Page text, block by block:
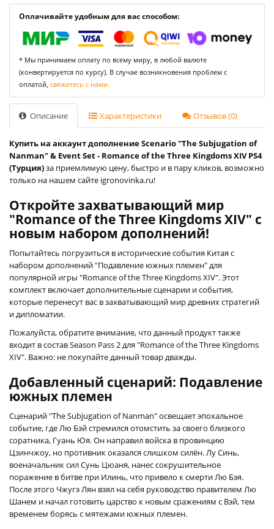
Оплачивайте удобным для вас способом:
* Мы принимаем оплату по всему миру, в любой валюте
(конвертируется по курсу). В случае возникновения проблем с
оплатой, свяжитесь с нами.
Описание Характеристики Отзывов (0)
Купить на аккаунт дополнение Scenario "The Subjugation of
Nanman" & Event Set - Romance of the Three Kingdoms XIV PS4
(Турция)за приемлимую цену, быстро и в пару кликов, возможно
только на нашем сайте igronovinka.ru!
Откройте захватывающий мир
"Romance of the Three Kingdoms XIV" с
новым набором дополнений!
Попытайтесь погрузиться в исторические события Китая с
набором дополнений "Подавление южных племен" для
популярной игры "Romance of the Three Kingdoms XIV". Этот
комплект включает дополнительные сценарии и события,
которые перенесут вас в захватывающий мир древних стратегий
и дипломатии.
Пожалуйста, обратите внимание, что данный продукт также
входит в состав Season Pass 2 для "Romance of the Three Kingdoms
XIV". Важно: не покупайте данный товар дважды.
Добавленный сценарий: Подавление
южных племен
Сценарий "The Subjugation of Nanman" освещает эпохальное
событие, где Лю Бэй стремился отомстить за своего близкого
соратника, Гуань Юя. Он направил войска в провинцию
Цзинчжоу, но противник оказался слишком силён. Лу Синь,
военачальник сил Сунь Цюаня, нанес сокрушительное
поражение в битве при Илинь, что привело к смерти Лю Бэя.
После этого Чжугэ Лян взял на себя руководство правителем Лю
Шанем и начал готовить царство к новым сражениям с Вэй, тем
временем борясь с мятежами южных племен.